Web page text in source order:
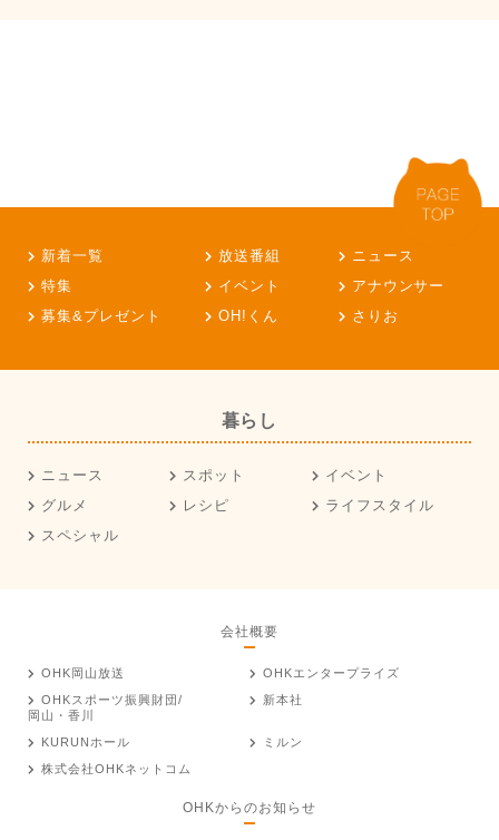
新着一覧 放送番組
ニュース
特集
イベント
アナウンサー
募集&プレゼント
OH!くん さりお
暮らし
ニュース スポット
イベント
グルメ
レシピ
ライフスタイル
スペシャル
会社概要
OHK岡山放送
OHKエンタープライズ
OHKスポーツ振興財団/
岡山・香川
新本社
KURUNホール
ミルン
株式会社OHKネットコム
OHKからのお知らせ